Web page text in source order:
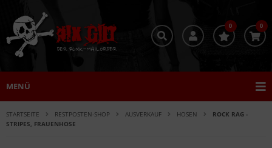
0 0
MENÜ
STARTSEITE RESTPOSTEN-SHOP AUSVERKAUF HOSEN
ROCK RAG -
STRIPES, FRAUENHOSE